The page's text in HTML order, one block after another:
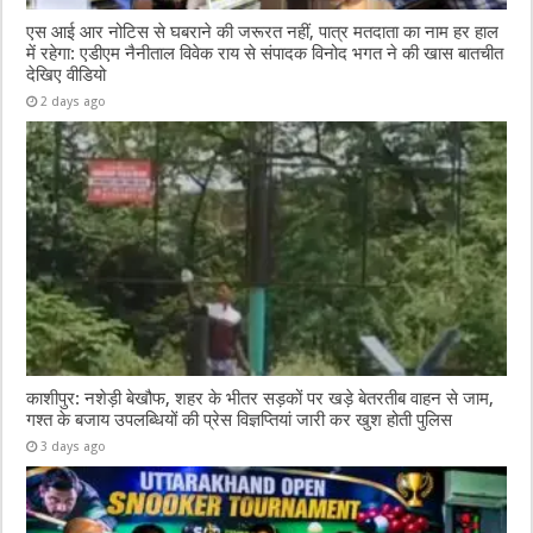
एस आई आर नोटिस से घबराने की जरूरत नहीं, पात्र मतदाता का नाम हर हाल
में रहेगा: एडीएम नैनीताल विवेक राय से संपादक विनोद भगत ने की खास बातचीत
देखिए वीडियो
2 days ago
काशीपुर: नशेड़ी बेखौफ, शहर के भीतर सड़कों पर खड़े बेतरतीब वाहन से जाम,
गश्त के बजाय उपलब्धियों की प्रेस विज्ञप्तियां जारी कर खुश होती पुलिस
3 days ago